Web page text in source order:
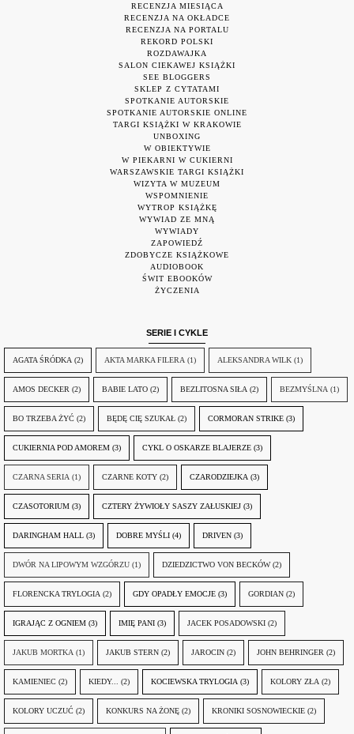
RECENZJA MIESIĄCA
RECENZJA NA OKŁADCE
RECENZJA NA PORTALU
REKORD POLSKI
ROZDAWAJKA
SALON CIEKAWEJ KSIĄŻKI
SEE BLOGGERS
SKLEP Z CYTATAMI
SPOTKANIE AUTORSKIE
SPOTKANIE AUTORSKIE ONLINE
TARGI KSIĄŻKI W KRAKOWIE
UNBOXING
W OBIEKTYWIE
W PIEKARNI W CUKIERNI
WARSZAWSKIE TARGI KSIĄŻKI
WIZYTA W MUZEUM
WSPOMNIENIE
WYTROP KSIĄŻKĘ
WYWIAD ZE MNĄ
WYWIADY
ZAPOWIEDŹ
ZDOBYCZE KSIĄŻKOWE
AUDIOBOOK
ŚWIT EBOOKÓW
ŻYCZENIA
SERIE I CYKLE
AGATA ŚRÓDKA (2) AKTA MARKA FILERA (1) ALEKSANDRA WILK (1)
AMOS DECKER (2) BABIE LATO (2) BEZLITOSNA SIŁA (2) BEZMYŚLNA (1)
BO TRZEBA ŻYĆ (2) BĘDĘ CIĘ SZUKAŁ (2) CORMORAN STRIKE (3)
CUKIERNIA POD AMOREM (3) CYKL O OSKARZE BLAJERZE (3)
CZARNA SERIA (1) CZARNE KOTY (2) CZARODZIEJKA (3)
CZASOTORIUM (3) CZTERY ŻYWIOŁY SASZY ZAŁUSKIEJ (3)
DARINGHAM HALL (3) DOBRE MYŚLI (4) DRIVEN (3)
DWÓR NA LIPOWYM WZGÓRZU (1) DZIEDZICTWO VON BECKÓW (2)
FLORENCKA TRYLOGIA (2) GDY OPADŁY EMOCJE (3) GORDIAN (2)
IGRAJĄC Z OGNIEM (3) IMIĘ PANI (3) JACEK POSADOWSKI (2)
JAKUB MORTKA (1) JAKUB STERN (2) JAROCIN (2) JOHN BEHRINGER (2)
KAMIENIEC (2) KIEDY... (2) KOCIEWSKA TRYLOGIA (3) KOLORY ZŁA (2)
KOLORY UCZUĆ (2) KONKURS NA ŻONĘ (2) KRONIKI SOSNOWIECKIE (2)